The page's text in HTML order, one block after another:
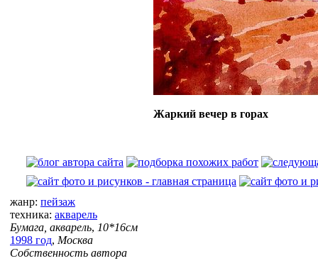
Жаркий вечер в горах
жанр: пейзаж
техника: акварель
Бумага, акварель, 10*16см
1998 год, Москва
Собственность автора